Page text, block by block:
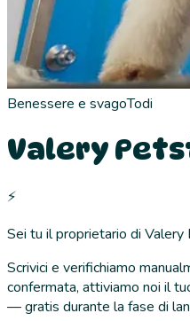
Benessere e svagoTodi
Valery
⚡
Sei tu il proprietario di Valery
Scrivici e verifichiamo
confermata, attiviamo noi il
— gratis durante la fase di